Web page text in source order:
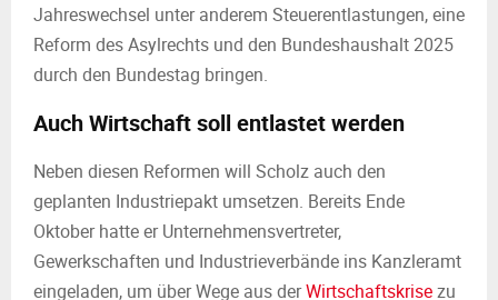
Jahreswechsel unter anderem Steuerentlastungen, eine
Reform des Asylrechts und den Bundeshaushalt 2025
durch den Bundestag bringen.
Auch Wirtschaft soll entlastet werden
Neben diesen Reformen will Scholz auch den
geplanten Industriepakt umsetzen. Bereits Ende
Oktober hatte er Unternehmensvertreter,
Gewerkschaften und Industrieverbände ins Kanzleramt
eingeladen, um über Wege aus derWirtschaftskrisezu